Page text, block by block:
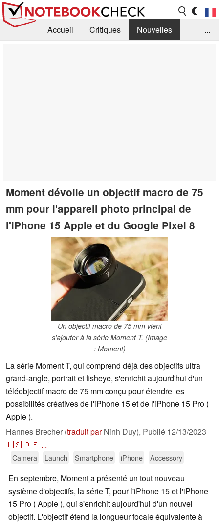
Accueil Critiques
Nouvelles
...
Moment dévoile un objectif macro de 75
mm pour l'appareil photo principal de
l'iPhone 15 Apple et du Google Pixel 8
Un objectif macro de 75 mm vient
s'ajouter à la série Moment T. (Image
: Moment)
La série Moment T, qui comprend déjà des objectifs ultra
grand-angle, portrait et fisheye, s'enrichit aujourd'hui d'un
téléobjectif macro de 75 mm conçu pour étendre les
possibilités créatives de l'iPhone 15 et de l'iPhone 15 Pro (
Apple ).
Hannes Brecher (traduit parNinh Duy), Publié 12/13/2023
🇺🇸🇩🇪 ...
Camera Launch Smartphone iPhone Accessory
En septembre, Moment a présenté un tout nouveau
système d'objectifs, la série T, pour l'iPhone 15 et l'iPhone
15 Pro ( Apple ), qui s'enrichit aujourd'hui d'un nouvel
objectif. L'objectif étend la longueur focale équivalente à